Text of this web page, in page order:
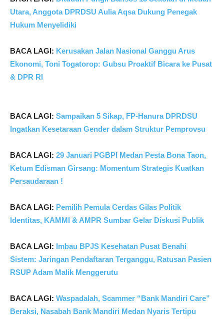
Utara, Anggota DPRDSU Aulia Aqsa Dukung Penegak
Hukum Menyelidiki
BACA LAGI: Kerusakan Jalan Nasional Ganggu Arus
Ekonomi, Toni Togatorop: Gubsu Proaktif Bicara ke Pusat
& DPR RI
BACA LAGI: Sampaikan 5 Sikap, FP-Hanura DPRDSU
Ingatkan Kesetaraan Gender dalam Struktur Pemprovsu
BACA LAGI: 29 Januari PGBPI Medan Pesta Bona Taon,
Ketum Edisman Girsang: Momentum Strategis Kuatkan
Persaudaraan !
BACA LAGI: Pemilih Pemula Cerdas Gilas Politik
Identitas, KAMMI & AMPR Sumbar Gelar Diskusi Publik
BACA LAGI: Imbau BPJS Kesehatan Pusat Benahi
Sistem: Jaringan Pendaftaran Terganggu, Ratusan Pasien
RSUP Adam Malik Menggerutu
BACA LAGI: Waspadalah, Scammer “Bank Mandiri Care”
Beraksi, Nasabah Bank Mandiri Medan Nyaris Tertipu